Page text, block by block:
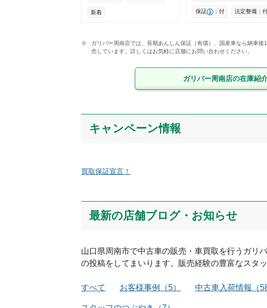
新着 保証 ：付 法定整備：
ガリバー周南店では、長期あんしん保証（有償）、国産車なら納車
売しています。詳しくはお気軽に店舗にお問い合わせください。
ガリバー周南店の在庫紹
キャンペーン情報
買取保証宣言！
最新の店舗ブログ・お知らせ
山口県周南市で中古車の販売・車買取を行う ガリ
の投稿をしてまいります。販売経験の豊富なスタ
すべて お客様事例 （5） 中古車入荷情報 （